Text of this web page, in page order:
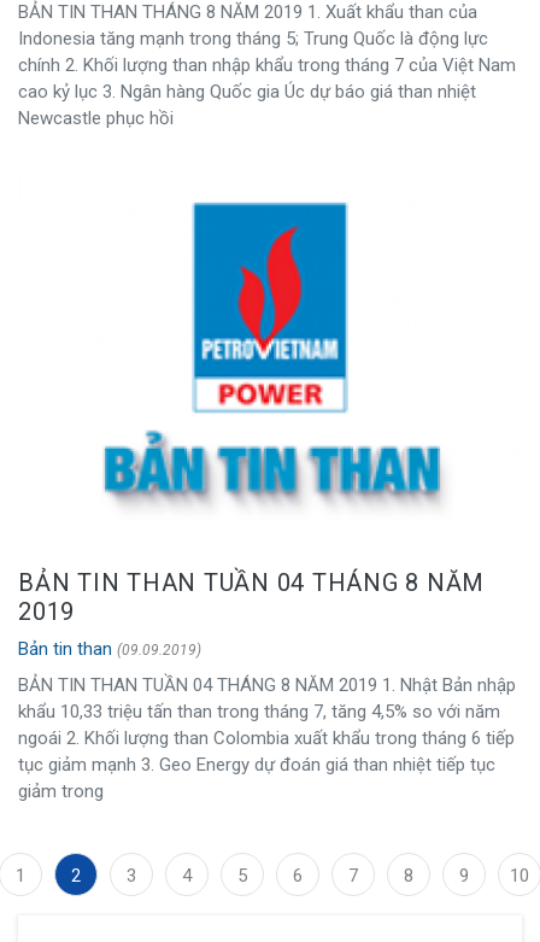
BẢN TIN THAN THÁNG 8 NĂM 2019 1. Xuất khẩu than của
Indonesia tăng mạnh trong tháng 5; Trung Quốc là động lực
chính 2. Khối lượng than nhập khẩu trong tháng 7 của Việt Nam
cao kỷ lục 3. Ngân hàng Quốc gia Úc dự báo giá than nhiệt
Newcastle phục hồi
BẢN TIN THAN TUẦN 04 THÁNG 8 NĂM
2019
Bản tin than (09.09.2019)
BẢN TIN THAN TUẦN 04 THÁNG 8 NĂM 2019 1. Nhật Bản nhập
khẩu 10,33 triệu tấn than trong tháng 7, tăng 4,5% so với năm
ngoái 2. Khối lượng than Colombia xuất khẩu trong tháng 6 tiếp
tục giảm mạnh 3. Geo Energy dự đoán giá than nhiệt tiếp tục
giảm trong
1 2 3 4 5 6 7 8 9 10